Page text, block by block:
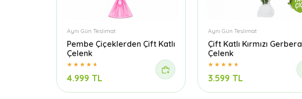
Aynı Gün Teslimat
Pembe Çiçeklerden Çift Katlı
Çelenk
4.999 TL
Aynı Gün Teslimat
Çift Katlı Kırmızı Gerbera
Çelenk
3.599 TL